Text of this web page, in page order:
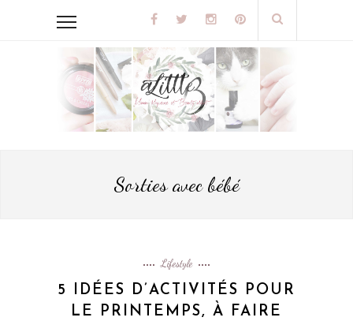
Sorties avec bébé
Lifestyle
5 IDÉES D’ACTIVITÉS POUR
LE PRINTEMPS, À FAIRE